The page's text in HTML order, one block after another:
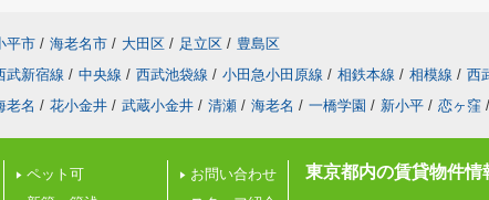
平市 / 海老名市 / 大田区 / 足立区 / 豊島区
武新宿線 / 中央線 / 西武池袋線 / 小田急小田原線 / 相鉄本線 / 相模線 / 西
老名 / 花小金井 / 武蔵小金井 / 清瀬 / 海老名 / 一橋学園 / 新小平 / 恋ヶ窪 /
ペット可
お問い合わせ
東京都内の賃貸物件情